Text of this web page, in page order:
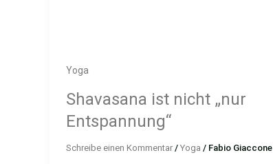
Yoga
Shavasana ist nicht „nur
Entspannung“
Schreibe einen Kommentar / Yoga / Fabio Giaccone